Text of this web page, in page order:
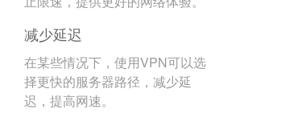
减少延迟
在某些情况下，使用VPN可以选
择更快的服务器路径，减少延
迟，提高网速。